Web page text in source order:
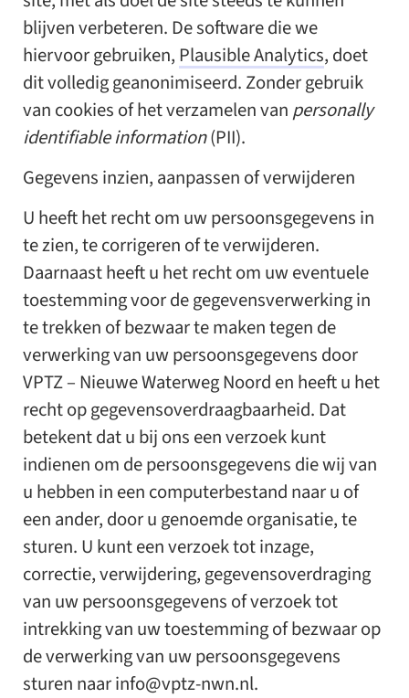
blijven verbeteren. De software die we
hiervoor gebruiken, Plausible Analytics, doet
dit volledig geanonimiseerd. Zonder gebruik
van cookies of het verzamelen van personally
identifiable information(PII).
Gegevens inzien, aanpassen of verwijderen
U heeft het recht om uw persoonsgegevens in
te zien, te corrigeren of te verwijderen.
Daarnaast heeft u het recht om uw eventuele
toestemming voor de gegevensverwerking in
te trekken of bezwaar te maken tegen de
verwerking van uw persoonsgegevens door
VPTZ – Nieuwe Waterweg Noord en heeft u het
recht op gegevensoverdraagbaarheid. Dat
betekent dat u bij ons een verzoek kunt
indienen om de persoonsgegevens die wij van
u hebben in een computerbestand naar u of
een ander, door u genoemde organisatie, te
sturen. U kunt een verzoek tot inzage,
correctie, verwijdering, gegevensoverdraging
van uw persoonsgegevens of verzoek tot
intrekking van uw toestemming of bezwaar op
de verwerking van uw persoonsgegevens
sturen naarinfo@vptz-nwn.nl.